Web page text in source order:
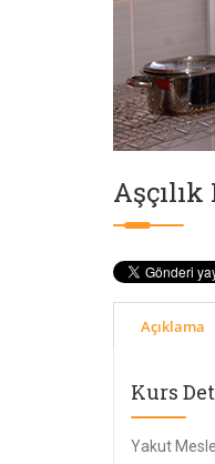
Açıklama
Kurs
Yakut